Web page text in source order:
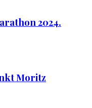
2024.
Moritz